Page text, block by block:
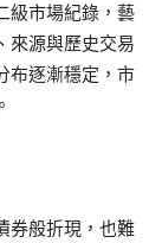
級市場紀錄，藝
來源與歷史交易
布逐漸穩定，市
券般折現，也難